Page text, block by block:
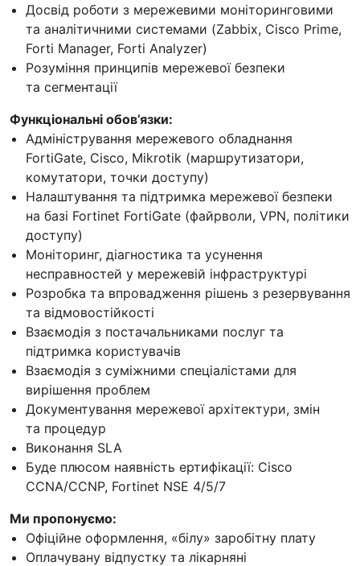
Досвід роботи з мережевими моніторинговими
та аналітичними системами (Zabbix, Cisco Prime,
Forti Manager, Forti Analyzer)
Розуміння принципів мережевої безпеки
та сегментації
Функціональні обов’язки:​
Адміністрування мережевого обладнання
FortiGate, Cisco, Mikrotik (маршрутизатори,
комутатори, точки доступу)
Налаштування та підтримка мережевої безпеки
на базі Fortinet FortiGate (файрволи, VPN, політики
доступу)
Моніторинг, діагностика та усунення
несправностей у мережевій інфраструктурі
Розробка та впровадження рішень з резервування
та відмовостійкості
Взаємодія з постачальниками послуг та
підтримка користувачів
Взаємодія з суміжними спеціалістами для
вирішення проблем
Документування мережевої архітектури, змін
та процедур
Виконання SLA
Буде плюсом наявність ертифікації: Cisco
CCNA/CCNP, Fortinet NSE 4/5/7
Ми пропонуємо:
Офіційне оформлення, «білу» заробітну плату
Оплачувану відпустку та лікарняні